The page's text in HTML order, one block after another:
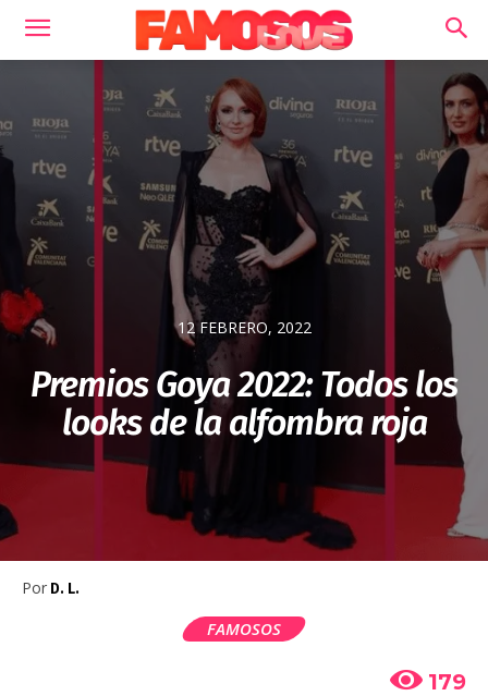
12 FEBRERO, 2022
Premios Goya 2022: Todos los
looks de la alfombra roja
Por D. L.
FAMOSOS
179